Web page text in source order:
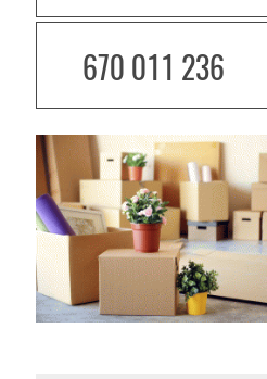
670 011 236